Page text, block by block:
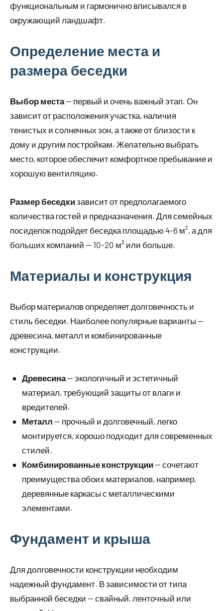
функциональным и гармонично вписывался в
окружающий ландшафт.
Определение места и
размера беседки
Выбор места— первый и очень важный этап. Он
зависит от расположения участка, наличия
тенистых и солнечных зон, а также от близости к
дому и другим постройкам. Желательно выбрать
место, которое обеспечит комфортное пребывание и
хорошую вентиляцию.
Размер беседкизависит от предполагаемого
количества гостей и предназначения. Для семейных
посиделок подойдет беседка площадью 4-6 м², а для
больших компаний — 10-20 м² или больше.
Материалы и конструкция
Выбор материалов определяет долговечность и
стиль беседки. Наиболее популярные варианты —
древесина, металл и комбинированные
конструкции.
Древесина— экологичный и эстетичный
материал, требующий защиты от влаги и
вредителей.
Металл — прочный и долговечный, легко
монтируется, хорошо подходит для современных
стилей.
Комбинированные конструкции— сочетают
преимущества обоих материалов, например,
деревянные каркасы с металлическими
элементами.
Фундамент и крыша
Для долговечности конструкции необходим
надежный фундамент. В зависимости от типа
выбранной беседки — свайный, ленточный или